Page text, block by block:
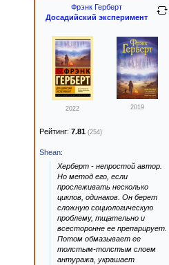
Фрэнк Герберт
Досадийский эксперимент
2022 2019
Рейтинг: 7.81 (254)
Shean:
Херберт - непростой автор.
Но метод его, если
прослеживать несколько
циклов, одинаков. Он берет
сложную социологическую
проблему, тщательно и
всесторонне ее препарирует.
Потом обмазывает ее
толстым-толстым слоем
антуража, украшает